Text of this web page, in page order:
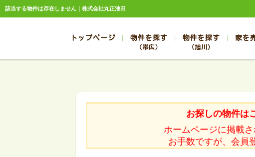
該当する物件は存在しません｜株式会社丸正池田
トップページ 物件を探す
（帯広）
帯広の新築一
帯広の中古一
帯広の土地
帯広の中古マ
物件を探す
（旭川）
旭川の新築一
旭川の中古一
旭川の土地
旭川の中古マ
家を
お探しの物件は
ホームページに掲載
お手数ですが、会員